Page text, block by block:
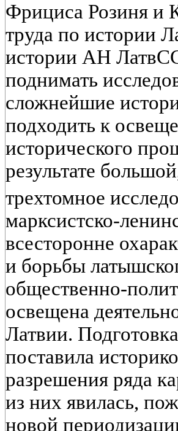
Фрициса Розиня и
труда по истории
истории АН
поднимать
сложнейшие
подходить к
исторического
результате
трехтомное
марксистско-
всесторонне
и борьбы
общественно-
освещена
Латвии.
поставила
разрешения ряда
из них явилась,
новой